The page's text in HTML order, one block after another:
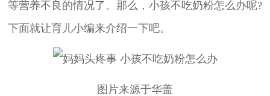
等营养不良的情况了。那么，小孩不吃奶粉怎么办呢?
下面就让育儿小编来介绍一下吧。
图片来源于华盖